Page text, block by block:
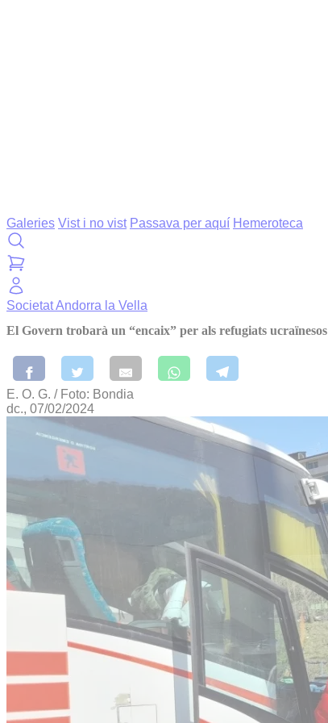
Galeries Vist i no vist Passava per aquí Hemeroteca
SocietatAndorra la Vella
El Govern trobarà un “encaix” per als refugiats ucraïnesos
E. O. G. / Foto: Bondia
dc., 07/02/2024